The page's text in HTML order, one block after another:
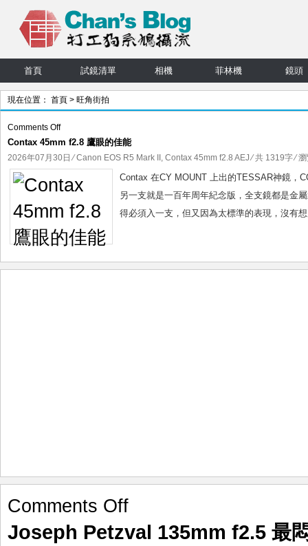
首頁 試鏡清單 相機 菲林機 鏡頭
現在位置： 首頁 > 旺角街拍
Comments Offon
Contax
45mm
f2.8
鷹
的
佳
能
Contax 45mm f2.8 鷹眼的佳能
2026年07月30日 ⁄Canon EOS R5 Mark II , Contax 45mm f2.8 AEJ⁄ 共 1319字 ⁄
Contax 在CY MOUNT 上出的TESSAR神鏡，
另一支就是一百年周年紀念版，全支鏡都是金
得必須入一支，但又因為太標準的表現，沒
Comments Offon
Petzval
Joseph Petzval 135mm f2.5 最